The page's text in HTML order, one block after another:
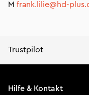
M frank.lilie@hd-
Trustpilot
Hilfe & Kontakt